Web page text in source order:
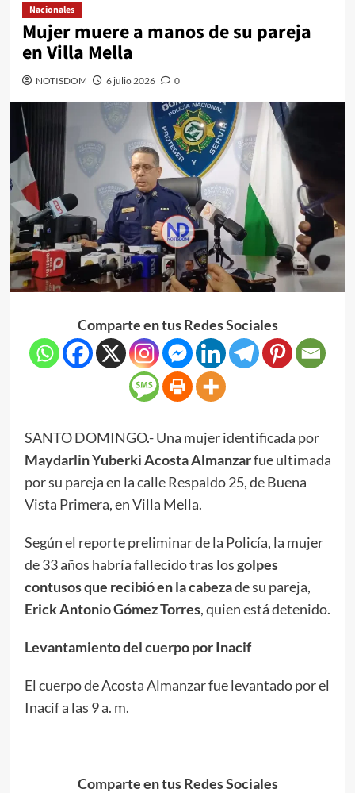
Nacionales
Mujer muere a manos de su pareja
en Villa Mella
NOTISDOM 6 julio 2026 0
Comparte en tus Redes Sociales
SANTO DOMINGO.- Una mujer identificada por
Maydarlin Yuberki Acosta Almanzarfue ultimada
por su pareja en la calle Respaldo 25, de Buena
Vista Primera, en Villa Mella.
Según el reporte preliminar de la Policía, la mujer
de 33 años habría fallecido tras losgolpes
contusos que recibió en la cabezade su pareja,
Erick Antonio Gómez Torres, quien está detenido.
Levantamiento del cuerpo por Inacif
El cuerpo de Acosta Almanzar fue levantado por el
Inacif a las 9 a. m.
Comparte en tus Redes Sociales